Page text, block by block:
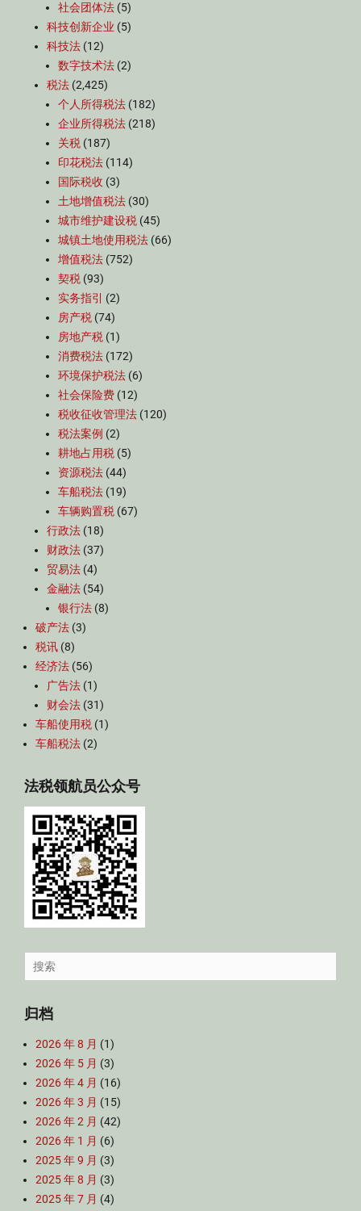
社会团体法 (5)
科技创新企业 (5)
科技法 (12)
数字技术法 (2)
税法 (2,425)
个人所得税法 (182)
企业所得税法 (218)
关税 (187)
印花税法 (114)
国际税收 (3)
土地增值税法 (30)
城市维护建设税 (45)
城镇土地使用税法 (66)
增值税法 (752)
契税 (93)
实务指引
(2)
房产税 (74)
房地产税 (1)
消费税法 (172)
环境保护税法 (6)
社会保险费 (12)
税收征收管理法 (120)
税法案例 (2)
耕地占用税 (5)
资源税法 (44)
车船税法 (19)
车辆购置税 (67)
行政法 (18)
财政法 (37)
贸易法 (4)
金融法 (54)
银行法 (8)
破产法 (3)
税讯 (8)
经济法 (56)
广告法 (1)
财会法 (31)
车船使用税 (1)
车船税法 (2)
法税领航员公众号
Search
for:
归档
2026 年 8 月 (1)
2026 年 5 月 (3)
2026 年 4 月 (16)
2026 年 3 月 (15)
2026 年 2 月 (42)
2026 年 1 月 (6)
2025 年 9 月 (3)
2025 年 8 月 (3)
2025 年 7 月 (4)